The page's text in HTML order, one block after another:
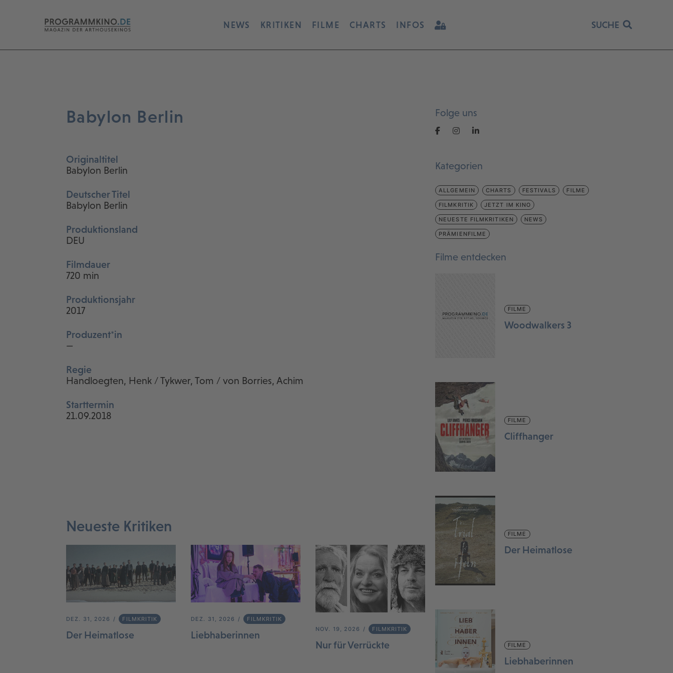
NEWS KRITIKEN FILME CHARTS INFOS SUCHE
Babylon Berlin
Originaltitel
Babylon Berlin
Deutscher Titel
Babylon Berlin
Produktionsland
DEU
Filmdauer
720 min
Produktionsjahr
2017
Produzent*in
—
Regie
Handloegten, Henk / Tykwer, Tom / von Borries, Achim
Starttermin
21.09.2018
Neueste Kritiken
DEZ. 31, 2026 FILMKRITIK
Der Heimatlose
DEZ. 31, 2026 FILMKRITIK
Liebhaberinnen
NOV. 19, 2026 FILMKRITIK
Nur für Verrückte
Folge uns
Kategorien
ALLGEMEIN CHARTS FESTIVALS FILME
FILMKRITIK JETZT IM KINO
NEUESTE FILMKRITIKEN NEWS
PRÄMIENFILME
Filme entdecken
FILME
Woodwalkers 3
FILME
Cliffhanger
FILME
Der Heimatlose
FILME
Liebhaberinnen